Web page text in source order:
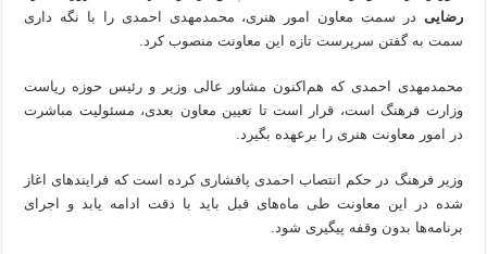
رضایی در سمت معاون امور هنری، محمدمهدی احمدی را با نگه داری
سمت به گفتن سرپرست تازه این معاونت منصوب کرد.
محمدمهدی احمدی که هم‌اکنون مشاور عالی وزیر و رئیس حوزه ریاست
وزارت فرهنگ است، قرار است تا تعیین معاون بعدی، مسئولیت مباشرت
در امور معاونت هنری را برعهده بگیرد.
وزیر فرهنگ در حکم انتصاب احمدی پافشاری کرده است که فرایندهای اغاز
شده در این معاونت طی ماه‌های قبل باید با دقت ادامه یابد و اجرای
برنامه‌ها بدون وقفه پیگیری شود.